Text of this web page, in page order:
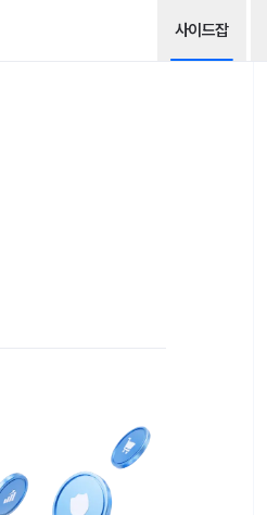
사이드잡